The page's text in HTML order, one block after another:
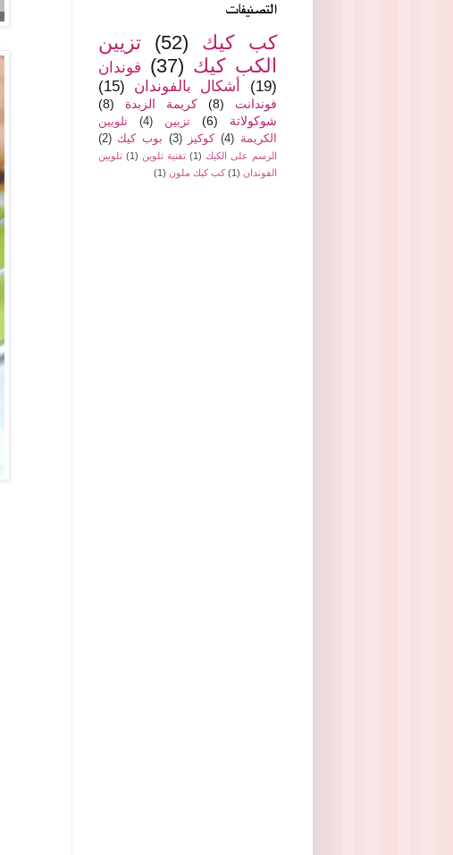
التصنيفات
كب كيك (52)
تزيين
الكب كيك (37)
فوندان
(19)
أشكال بالفوندان (15)
فوندانت (8) كريمة الزبدة
(8)
شوكولاتة
(6) تزيين (4)
تلويين
الكريمة (4) كوكيز (3) بوب كيك (2)
الرسم على الكيك (1) تقنية تلوين (1) تلويين
الفوندان (1) كب كيك ملون (1)